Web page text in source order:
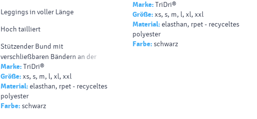
Leggings in voller Länge
Hoch tailliert
Stützender Bund mit
verschließbaren Bändern an der
Innenseite
Seitentasche mit Reißverschluss
Thermofutter
Marke:TriDri®
Größe: xs, s, m, l, xl, xxl
Material: elasthan, rpet - recyceltes
polyester
Farbe: schwarz
Marke:TriDri®
Größe:xs, s, m, l, xl, xxl
Material:elasthan, rpet - recyceltes
polyester
Farbe:schwarz